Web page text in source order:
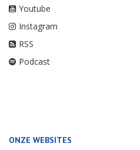
Youtube
Instagram
RSS
Podcast
ONZE WEBSITES